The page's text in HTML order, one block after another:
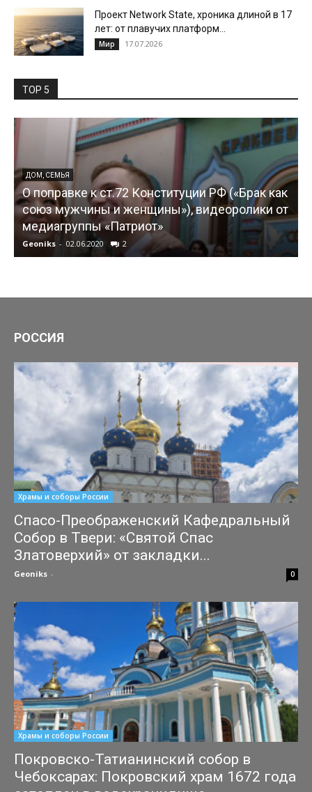
Проект Network State, хроника длиной в 17
лет: от плавучих платформ...
Мир 17.07.2026
TOP 5
ДОМ, СЕМЬЯ
О поправке к ст.72 Конституции РФ («Брак как
союз мужчины и женщины»), видеоролики от
медиагруппы «Патриот»
Geoniks - 02.06.2020 2
РОССИЯ
Храмы и соборы России
Спасо-Преображенский Кафедральный
Собор в Твери: «Святой Спас
Златоверхий» от закладки...
Geoniks - 0
Храмы и соборы России
Покровско-Татианинский собор в
Чебоксарах: Покровский храм 1672 года